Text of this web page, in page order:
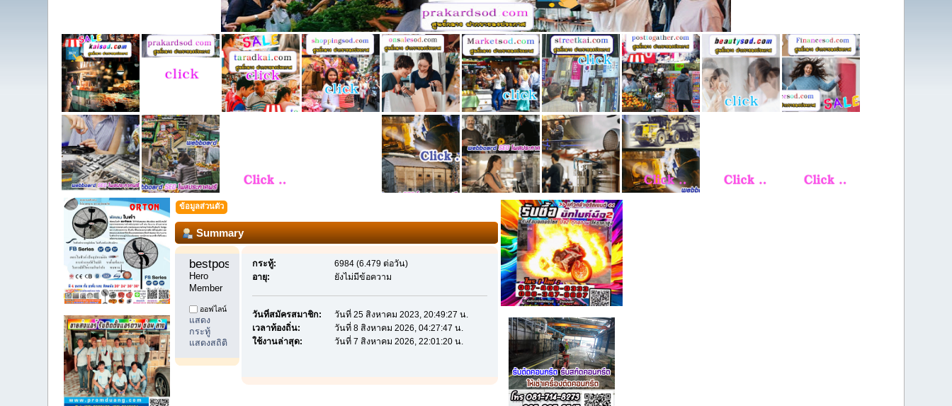
ข้อมูลส่วนตัว
Summary
bestpostdd11
Hero
Member
ออฟไลน์
แสดง
กระทู้
แสดงสถิติ
กระทู้:
6984 (6.479 ต่อวัน)
อายุ:
ยังไม่มีข้อความ
วันที่สมัครสมาชิก:
วันที่ 25 สิงหาคม 2023, 20:49:27 น.
เวลาท้องถิ่น:
วันที่ 8 สิงหาคม 2026, 04:27:47 น.
ใช้งานล่าสุด:
วันที่ 7 สิงหาคม 2026, 22:01:20 น.